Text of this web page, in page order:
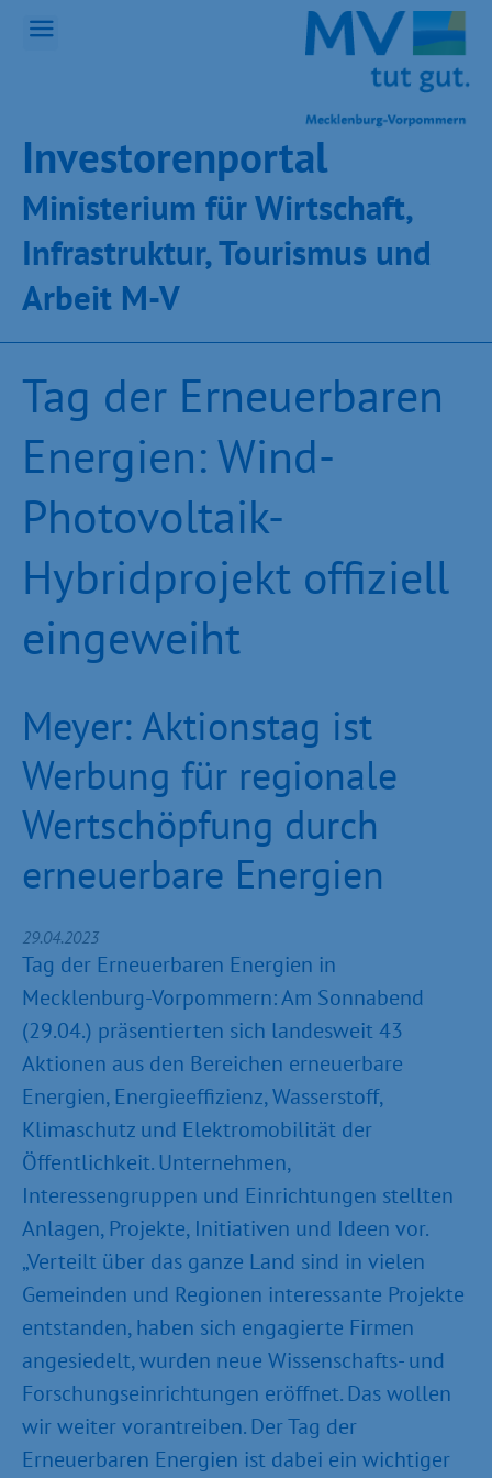
Inves­toren­por­tal
Ministeri­um für Wirt­schaft,
Infra­struk­tur, Tou­ris­mus und
Ar­beit M-V
Tag der Erneuerbaren
Energien: Wind-
Photovoltaik-
Hybridprojekt offiziell
eingeweiht
Meyer: Aktionstag ist
Werbung für regionale
Wertschöpfung durch
erneuerbare Energien
29.04.2023
Tag der Erneuerbaren Energien in
Mecklenburg-Vorpommern: Am Sonnabend
(29.04.) präsentierten sich landesweit 43
Aktionen aus den Bereichen erneuerbare
Energien, Energieeffizienz, Wasserstoff,
Klimaschutz und Elektromobilität der
Öffentlichkeit. Unternehmen,
Interessengruppen und Einrichtungen stellten
Anlagen, Projekte, Initiativen und Ideen vor.
„Verteilt über das ganze Land sind in vielen
Gemeinden und Regionen interessante Projekte
entstanden, haben sich engagierte Firmen
angesiedelt, wurden neue Wissenschafts- und
Forschungseinrichtungen eröffnet. Das wollen
wir weiter vorantreiben. Der Tag der
Erneuerbaren Energien ist dabei ein wichtiger